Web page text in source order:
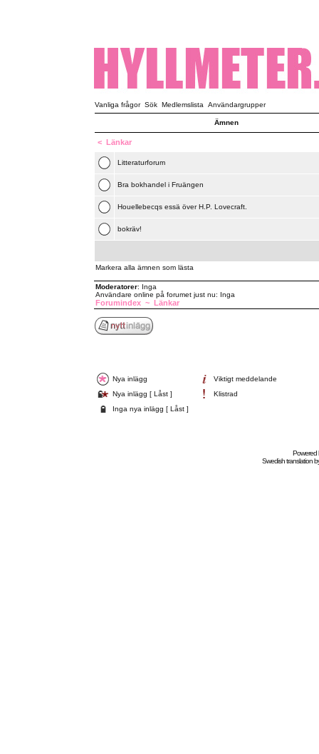
Vanliga frågor Sök Medlemslista Användargrupper
Ämnen
< Länkar
Litteraturforum
Bra bokhandel i Fruängen
Houellebecqs essä över H.P. Lovecraft.
bokräv!
Markera alla ämnen som lästa
Moderatorer: Inga
Användare online på forumet just nu: Inga
Forumindex~ Länkar
Nya inlägg
Viktigt meddelande
Nya inlägg [ Låst ]
Klistrad
Inga nya inlägg [ Låst ]
Powered
Swedishtranslation